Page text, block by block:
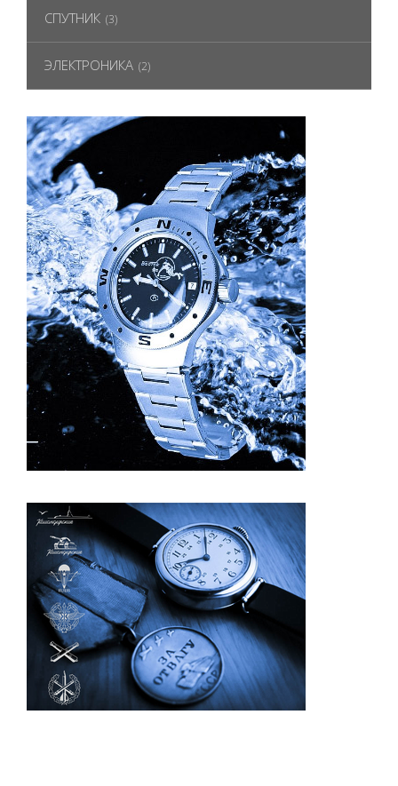
СПУТНИК (3)
ЭЛЕКТРОНИКА (2)